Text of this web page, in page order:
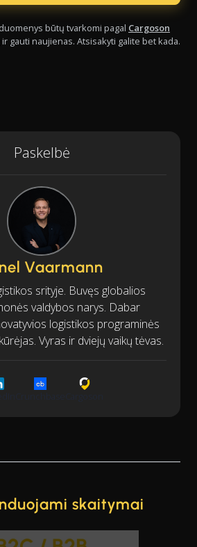
būtų tvarkomi pagal Cargoson
ir gauti naujienas. Atsisakyti galite bet kada.
Paskelbė
Vaarmann
srityje. Buvęs globalios
valdybos narys. Dabar
logistikos programinės
Vyras ir dviejų vaikų tėvas.
skaitymai